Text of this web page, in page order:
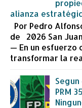
alianza
Por Pedro
de 2026 San
— En un esfuerzo
transformar la
PRM